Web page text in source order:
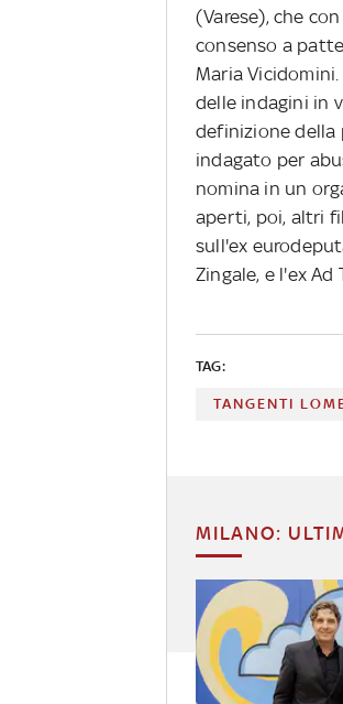
(Varese), che
consenso a
Maria
delle indagini in
definizione della
indagato per
nomina in un
aperti, poi, altri
sull'ex
Zingale, e l'ex Ad
TAG:
TANGENTI
MILANO: